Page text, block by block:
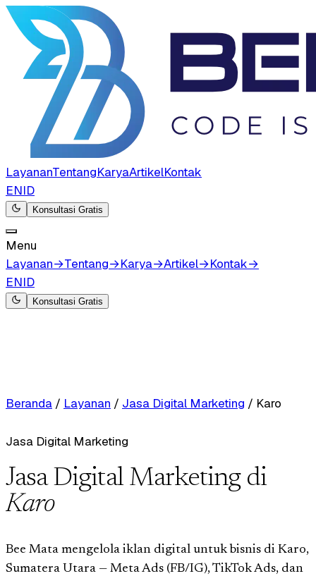
LayananTentangKaryaArtikelKontak
ENID
Konsultasi Gratis
Menu
Layanan→Tentang→Karya→Artikel→Kontak→
ENID
Konsultasi Gratis
Beranda / Layanan / Jasa Digital Marketing / Karo
Jasa Digital Marketing
Jasa Digital Marketing di
Karo
Bee Mata mengelola iklan digital untuk bisnis di Karo,
Sumatera Utara — Meta Ads (FB/IG), TikTok Ads, dan